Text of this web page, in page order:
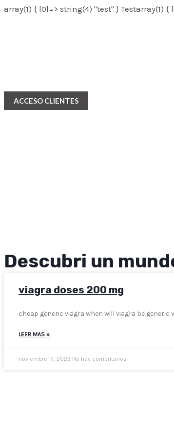
array(1) { [0]=> string(4) "test" } Testarray(1) {
ACCESO CLIENTES
Descubri un
viagra doses 200 mg
cheap generic viagra when will viagra be
LEER MAS »
noviembre 17, 2023 No hay comentarios